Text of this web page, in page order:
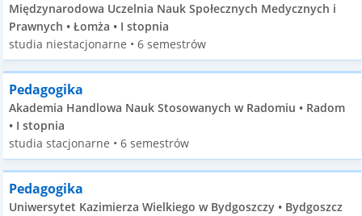
Międzynarodowa Uczelnia Nauk Społecznych Medycznych i
Prawnych • Łomża • I stopnia
studia niestacjonarne • 6 semestrów
Pedagogika
Akademia Handlowa Nauk Stosowanych w Radomiu • Radom
• I stopnia
studia stacjonarne • 6 semestrów
Pedagogika
Uniwersytet Kazimierza Wielkiego w Bydgoszczy • Bydgoszcz